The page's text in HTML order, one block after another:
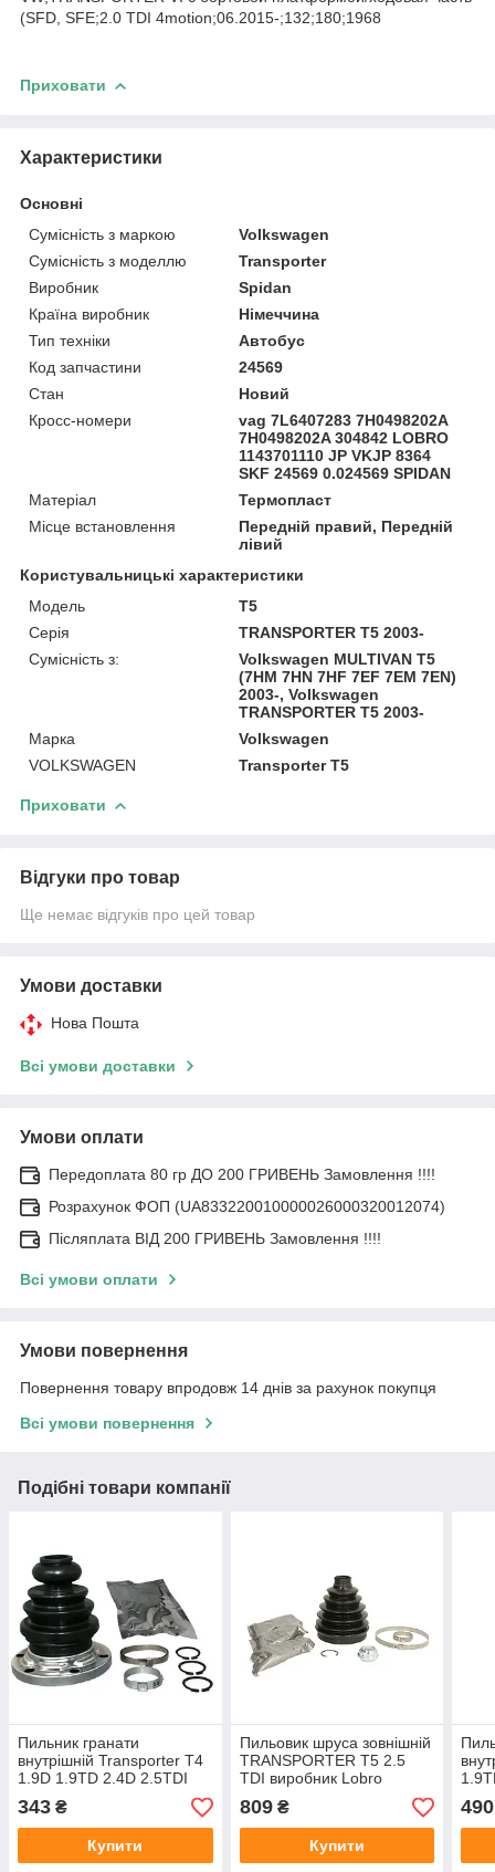
(SFD, SFE;2.0 TDI 4motion;06.2015-;132;180;1968
Приховати
Характеристики
Основні
Сумісність з маркою
Volkswagen
Сумісність з моделлю
Transporter
Виробник
Spidan
Країна виробник
Німеччина
Тип техніки
Автобус
Код запчастини
24569
Стан
Новий
Кросс-номери
vag 7L6407283 7H0498202A
7H0498202A 304842 LOBRO
1143701110 JP VKJP 8364
SKF 24569 0.024569 SPIDAN
Матеріал
Термопласт
Місце встановлення
Передній правий, Передній
лівий
Користувальницькі характеристики
Модель
T5
Серія
TRANSPORTER T5 2003-
Сумісність з:
Volkswagen MULTIVAN T5
(7HM 7HN 7HF 7EF 7EM 7EN)
2003-, Volkswagen
TRANSPORTER T5 2003-
Марка
Volkswagen
VOLKSWAGEN
Transporter T5
Приховати
Відгуки про товар
Ще немає відгуків про цей товар
Умови доставки
Нова Пошта
Всі умови доставки
Умови оплати
Передоплата 80 гр ДО 200 ГРИВЕНЬ Замовлення !!!!
Розрахунок ФОП (UA833220010000026000320012074)
Післяплата ВІД 200 ГРИВЕНЬ Замовлення !!!!
Всі умови оплати
Умови повернення
Повернення товару впродовж 14 днів за рахунок покупця
Всі умови повернення
Подібні товари компанії
Пильник гранати
внутрішній Transporter T4
1.9D 1.9TD 2.4D 2.5TDI
виробник Maxgear
343 ₴
Купити
Пильовик шруса зовнішній
TRANSPORTER T5 2.5
TDI виробник Lobro
Німеччина
809₴
Купити
490